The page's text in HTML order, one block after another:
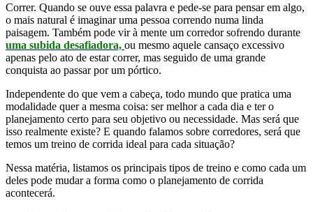
Correr. Quando se ouve essa palavra e pede-se para pensar em algo,
o mais natural é imaginar uma pessoa correndo numa linda
paisagem. Também pode vir à mente um corredor sofrendo durante
uma subida desafiadora, ou mesmo aquele cansaço excessivo
apenas pelo ato de estar correr, mas seguido de uma grande
conquista ao passar por um pórtico.
Independente do que vem a cabeça, todo mundo que pratica uma
modalidade quer a mesma coisa: ser melhor a cada dia e ter o
planejamento certo para seu objetivo ou necessidade. Mas será que
isso realmente existe? E quando falamos sobre corredores, será que
temos um treino de corrida ideal para cada situação?
Nessa matéria, listamos os principais tipos de treino e como cada um
deles pode mudar a forma como o planejamento de corrida
acontecerá.